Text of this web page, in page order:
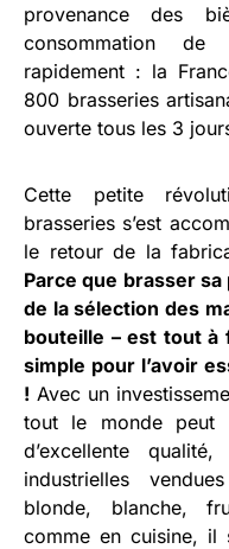
provenance des
consommation de
rapidement : la
800 brasseries
ouverte tous les 3
Cette petite
brasseries s’est
le retour de la
Parce que brasser
de la sélection des
bouteille – est tout à
simple pour l’avoir
! Avec un
tout le monde peut
d’excellente
industrielles
blonde, blanche,
comme en cuisine, il